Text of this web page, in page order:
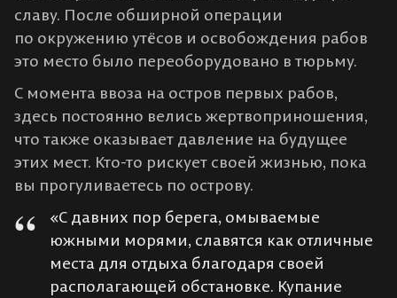
славу. После обширной операции
по окружению утёсов и освобождения рабов
это место было переоборудовано в тюрьму.
С момента ввоза на остров первых рабов,
здесь постоянно велись жертвоприношения,
что также оказывает давление на будущее
этих мест. Кто-то рискует своей жизнью, пока
вы прогуливаетесь по острову.
«С давних пор берега, омываемые
южными морями, славятся как отличные
места для отдыха благодаря своей
располагающей обстановке. Купание